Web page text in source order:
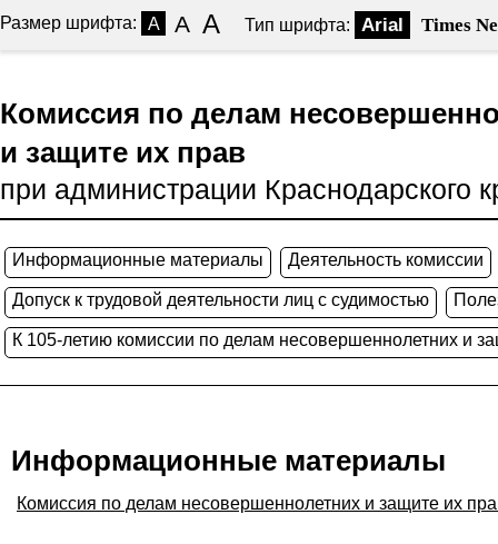
Размер шрифта: A A A Тип шрифта: Arial Times
Комиссия по делам
и защите их прав
при администрации Краснодарского
Информационные материалы Деятельность комиссии
Допуск к трудовой деятельности лиц с судимостью
К 105-летию комиссии по делам несовершеннолетних и
Информационные материалы
Комиссия по делам несовершеннолетних и защите их